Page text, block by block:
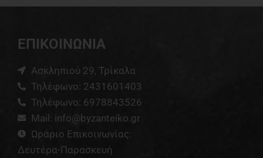
ΕΠΙΚΟΙΝΩΝΙΑ
Ασκληπιού 29, Τρίκαλα
Τηλέφωνο: 2431601403
Τηλέφωνο: 6978843526
Mail: info@byzanteiko.gr
Ωράριο Επικοινωνίας:
Δευτέρα-Παρασκευή